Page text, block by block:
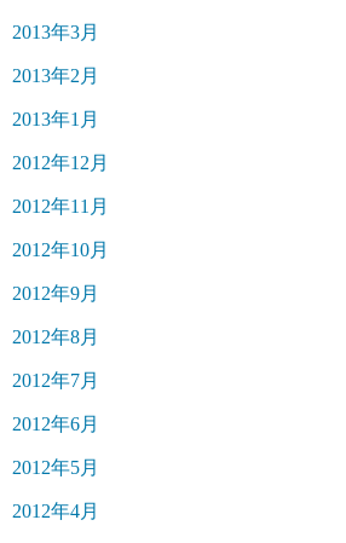
2013年3月
2013年2月
2013年1月
2012年12月
2012年11月
2012年10月
2012年9月
2012年8月
2012年7月
2012年6月
2012年5月
2012年4月